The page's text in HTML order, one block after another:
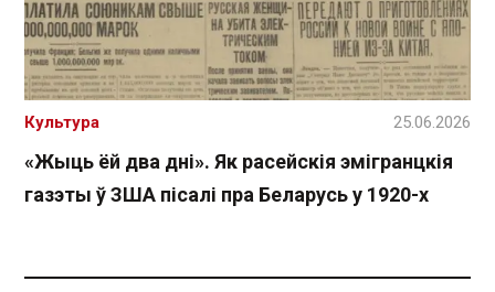
«Жыць ёй два дні». Як расейскія эмігранцкія
газэты ў ЗША пісалі пра Беларусь у 1920-х
Культура 25.06.2026